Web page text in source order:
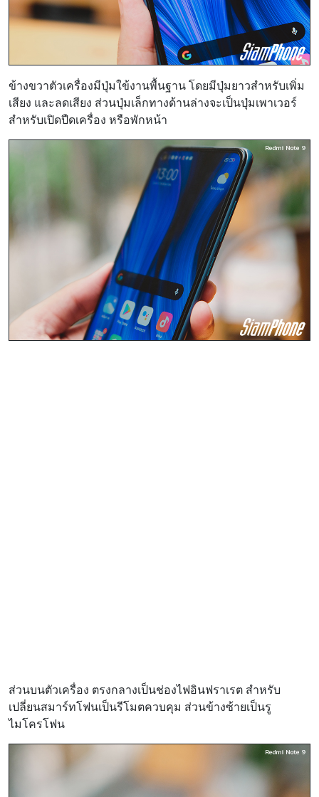
ข้างขวาตัวเครื่องมีปุ่มใข้งานพื้นฐาน โดยมีปุ่มยาวสำหรับเพิ่ม
เสียง และลดเสียง ส่วนปุ่มเล็กทางด้านล่างจะเป็นปุ่มเพาเวอร์
สำหรับเปิดปืดเครื่อง หรือพักหน้า
ส่วนบนตัวเครื่อง ตรงกลางเป็นช่องไฟอินฟราเรต สำหรับ
เปลี่ยนสมาร์ทโฟนเป็นรีโมตควบคุม ส่วนข้างซ้ายเป็นรู
ไมโครโฟน